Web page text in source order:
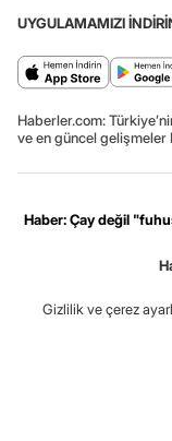
UYGULAMAMIZI
Haberler.com:
ve en güncel gelişmeler
Haber: Çay değil
Gizlilik ve çerez